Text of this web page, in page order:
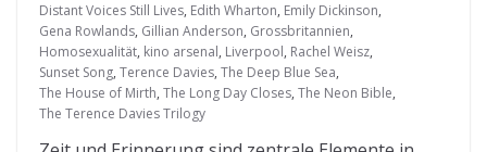
Distant Voices Still Lives, Edith Wharton, Emily Dickinson,
Gena Rowlands, Gillian Anderson, Grossbritannien,
Homosexualität, kino arsenal, Liverpool, Rachel Weisz,
Sunset Song, Terence Davies, The Deep Blue Sea,
The House of Mirth, The Long Day Closes, The Neon Bible,
The Terence Davies Trilogy